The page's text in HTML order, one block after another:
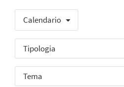
Calendario